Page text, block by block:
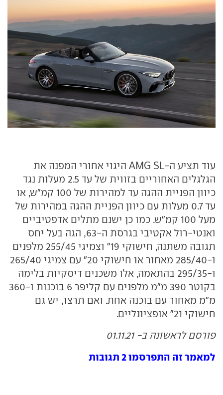
עוד תציע ה-AMG SL היגוי אחורי המפנה את
הגלגלים האחוריים בזווית של עד 2.5 מעלות נגד
כיוון הפניית ההגה עד למהירות של 100 קמ"ש, או
עד 0.7 מעלות עם כיוון הפניית ההגה במהירות של
מעל 100 קמ"ש. כמו כן ישנם מתלים אדפטיביים
ואנטי-רול אקטיבי בגרסת ה-63, הגה בעל יחס
תגובה משתנה, חישוקי 19" וצמיגי 255/45 מלפנים
ו-285/40 מאחור או חישוקי 20" עם צמיגי 265/40
ו-295/35 בהתאמה, אלו משכנים דיסקיות בלימה
בקוטר 390 מ"מ מלפנים עם קליפר 6 בוכנות ו-360
מ"מ מאחור עם בוכנה אחת. ואם תרצו, יש גם
חישוקי 21" אופציונליים.
פורסם לראשונה ב- 01.11.21
למאמר זה התפרסמו 2 תגובות